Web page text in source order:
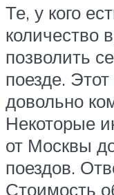
Те, у кого
количество
позволить
поезде.
довольно
Некоторые
от Москвы
поездов.
Стоимость